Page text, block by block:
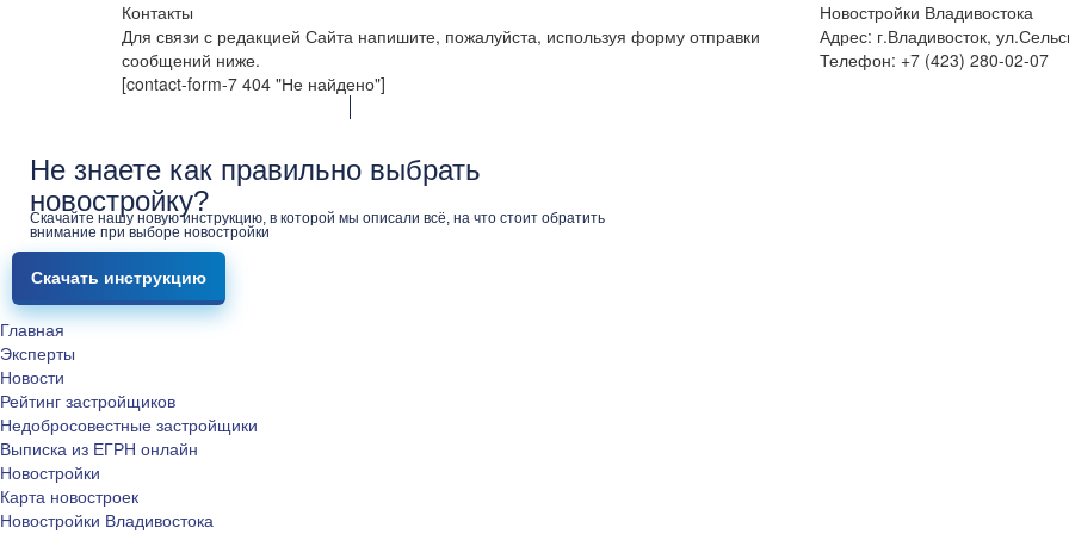
Контакты
Для связи с редакцией Сайта напишите, пожалуйста, используя форму отправки
сообщений ниже.
[contact-form-7 404 "Не найдено"]
Новостройки Владивостока
Адрес: г.Владивосток,
Телефон: +7 (423) 280-02-07
Не знаете как правильно выбрать
новостройку?
Скачайте нашу новую инструкцию, в которой мы описали всё, на что стоит обратить
внимание при выборе новостройки
Скачать инструкцию
Главная
Эксперты
Новости
Рейтинг застройщиков
Недобросовестные застройщики
Выписка из ЕГРН онлайн
Новостройки
Карта новостроек
Новостройки Владивостока